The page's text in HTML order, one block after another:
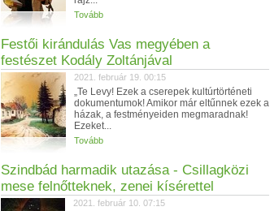
Tovább
Festői kirándulás Vas megyében a
festészet Kodály Zoltánjával
2021. február 19. 00:15
„Te Levy! Ezek a cserepek kultúrtörténeti
dokumentumok! Amikor már eltűnnek ezek a
házak, a festményeiden megmaradnak!
Ezeket...
Tovább
Szindbád harmadik utazása - Csillagközi
mese felnőtteknek, zenei kísérettel
2021. február 10. 07:15